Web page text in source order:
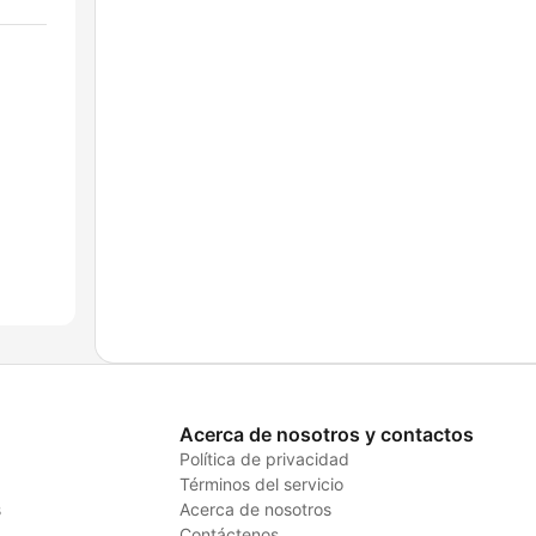
Acerca de nosotros y contactos
Política de privacidad
Términos del servicio
Acerca de nosotros